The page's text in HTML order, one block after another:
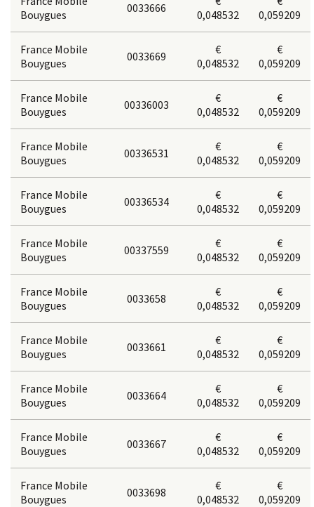
Bouygues
0033666
0,048532
0,059209
France Mobile
Bouygues
0033669
€
0,048532
€
0,059209
France Mobile
Bouygues
00336003
€
0,048532
€
0,059209
France Mobile
Bouygues
00336531
€
0,048532
€
0,059209
France Mobile
Bouygues
00336534
€
0,048532
€
0,059209
France Mobile
Bouygues
00337559
€
0,048532
€
0,059209
France Mobile
Bouygues
0033658
€
0,048532
€
0,059209
France Mobile
Bouygues
0033661
€
0,048532
€
0,059209
France Mobile
Bouygues
0033664
€
0,048532
€
0,059209
France Mobile
Bouygues
0033667
€
0,048532
€
0,059209
France Mobile
Bouygues
0033698
€
0,048532
€
0,059209